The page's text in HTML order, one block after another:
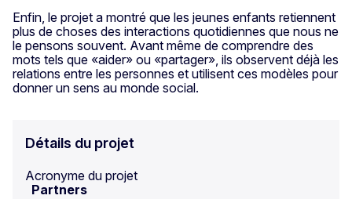
Enfin, le projet a montré que les jeunes enfants retiennent
plus de choses des interactions quotidiennes que nous ne
le pensons souvent. Avant même de comprendre des
mots tels que «aider» ou «partager», ils observent déjà les
relations entre les personnes et utilisent ces modèles pour
donner un sens au monde social.
Détails du projet
Acronyme du projet
Partners